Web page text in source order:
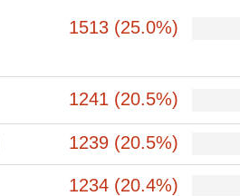
1513 (25.0%)
1241 (20.5%)
1239 (20.5%)
1234 (20.4%)